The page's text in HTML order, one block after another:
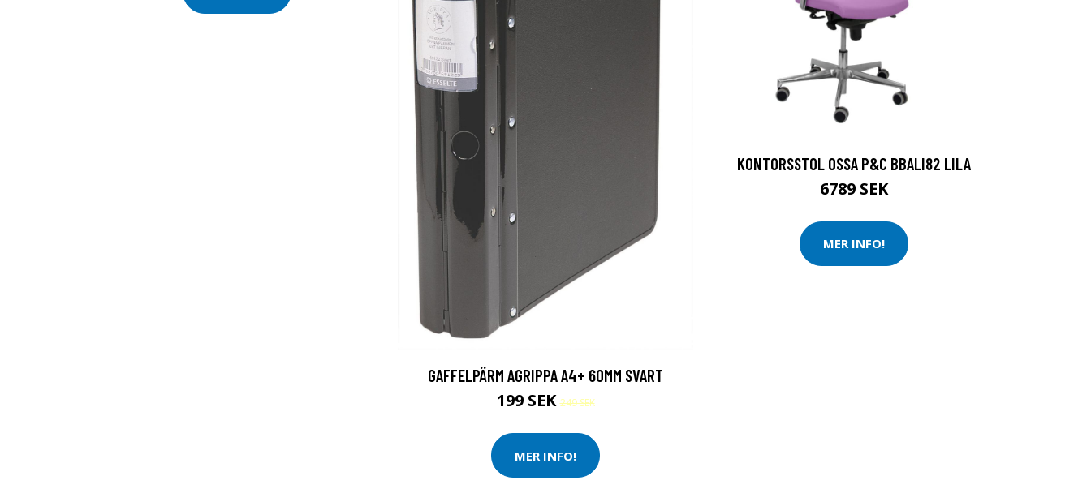
GAFFELPÄRM AGRIPPA A4+ 60MM SVART
199 SEK249 SEK
MER INFO!
KONTORSSTOL OSSA P&C BBALI82 LILA
6789 SEK
MER INFO!